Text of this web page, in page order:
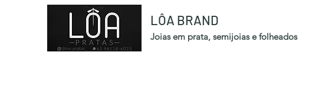
LÔA BRAND
Joias em prata, semijoias e folheados